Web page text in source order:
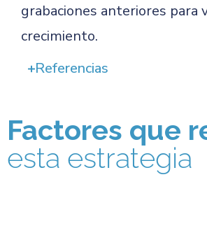
grabaciones anteriores para
crecimiento.
Referencias
Factores que
esta estrategia